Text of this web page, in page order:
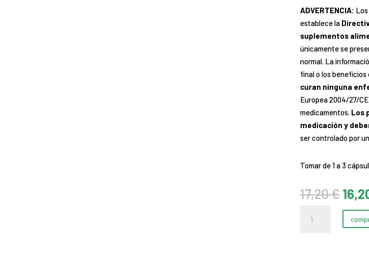
ADVERTENCIA:
establece la
suplementos
únicamente se
normal. La
final o los beneficios
curan ninguna
Europea 2004/27/
medicamentos. Los
medicación y
ser controlado por
Tomar de 1 a 3
17,20€El
era: